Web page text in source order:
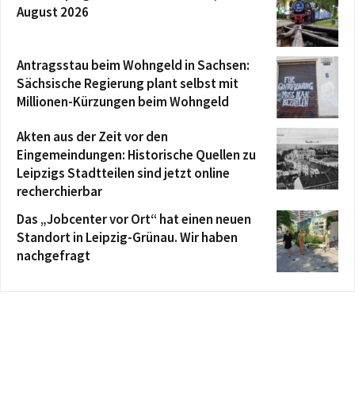
August 2026
Antragsstau beim Wohngeld in Sachsen:
Sächsische Regierung plant selbst mit
Millionen-Kürzungen beim Wohngeld
Akten aus der Zeit vor den
Eingemeindungen: Historische Quellen zu
Leipzigs Stadtteilen sind jetzt online
recherchierbar
Das „Jobcenter vor Ort“ hat einen neuen
Standort in Leipzig-Grünau. Wir haben
nachgefragt